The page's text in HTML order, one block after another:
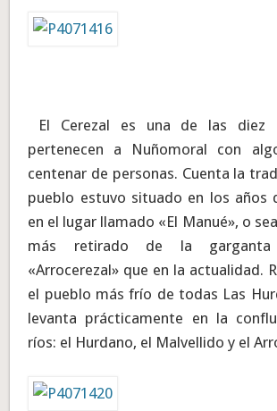
El Cerezal es una de las diez
pertenecen a Nuñomoral con
centenar de personas. Cuenta la
pueblo estuvo situado en los años
en el lugar llamado «El Manué», o
más retirado de la garganta
«Arrocerezal» que en la actualidad.
el pueblo más frío de todas Las
levanta prácticamente en la
ríos: el Hurdano, el Malvellido y el